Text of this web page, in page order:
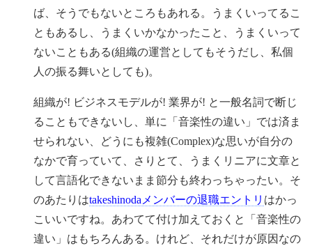
ば、そうでもないところもあれる。うまくいってるこ
ともあるし、うまくいかなかったこと、うまくいって
ないこともある(組織の運営としてもそうだし、私個
人の振る舞いとしても)。
組織が! ビジネスモデルが! 業界が! と一般名詞で断じ
ることもできないし、単に「音楽性の違い」では済ま
せられない、どうにも複雑(Complex)な思いが自分の
なかで育っていて、さりとて、うまくリニアに文章と
して言語化できないまま節分も終わっちゃったい。そ
のあたりはtakeshinodaメンバーの退職エントリ はかっ
こいいですね。あわてて付け加えておくと「音楽性の
違い」はもちろんある。けれど、それだけが原因なの